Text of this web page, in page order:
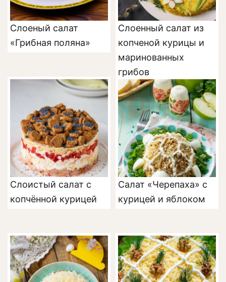
Слоеный салат
«Грибная поляна»
Слоенный салат из
копченой курицы и
маринованных
грибов
Слоистый салат с
копчённой курицей
Салат «Черепаха» с
курицей и яблоком